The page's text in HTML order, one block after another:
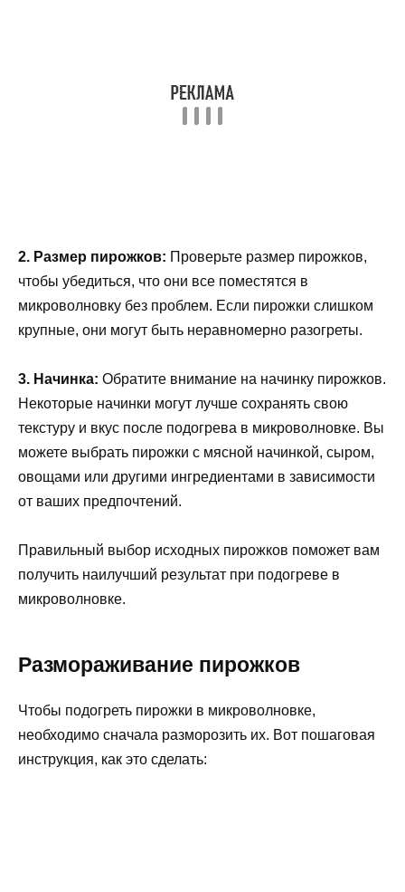
2. Размер пирожков: Проверьте размер пирожков,
чтобы убедиться, что они все поместятся в
микроволновку без проблем. Если пирожки слишком
крупные, они могут быть неравномерно разогреты.
3. Начинка: Обратите внимание на начинку пирожков.
Некоторые начинки могут лучше сохранять свою
текстуру и вкус после подогрева в микроволновке. Вы
можете выбрать пирожки с мясной начинкой, сыром,
овощами или другими ингредиентами в зависимости
от ваших предпочтений.
Правильный выбор исходных пирожков поможет вам
получить наилучший результат при подогреве в
микроволновке.
Размораживание пирожков
Чтобы подогреть пирожки в микроволновке,
необходимо сначала разморозить их. Вот пошаговая
инструкция, как это сделать: